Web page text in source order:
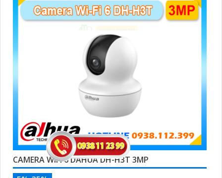
CAMERA WIFI 6 DAHUA DH-H3T 3MP